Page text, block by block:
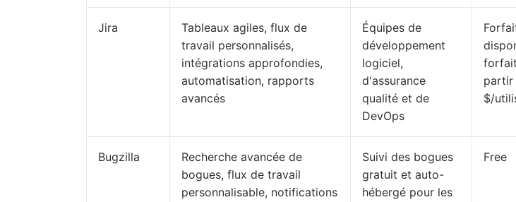
Jira
Tableaux agiles, flux de
travail personnalisés,
intégrations approfondies,
automatisation, rapports
avancés
Équipes de
développement
logiciel,
d'assurance
qualité et de
DevOps
partir
$/
Bugzilla
Recherche avancée de
bogues, flux de travail
personnalisable, notifications
Suivi des bogues
gratuit et auto-
hébergé pour les
Free